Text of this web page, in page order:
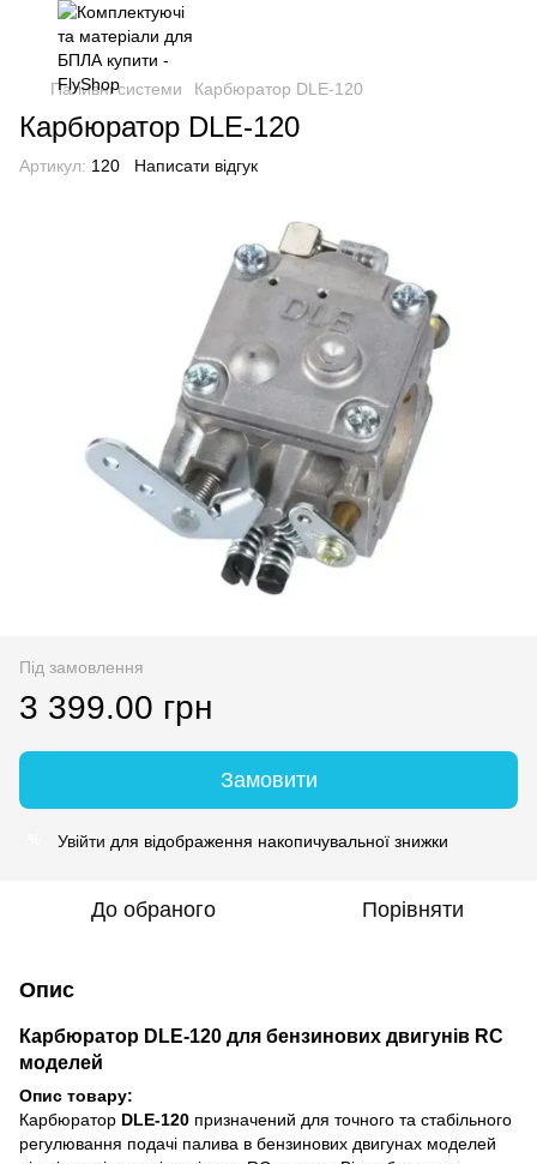
Паливні системи Карбюратор DLE-120
Карбюратор DLE-120
Артикул: 120 Написати відгук
Під замовлення
3 399.00 грн
Замовити
Увійти для відображення накопичувальної знижки
До обраного Порівняти
Опис
Карбюратор DLE‑120 для бензинових двигунів RC
моделей
Опис товару:
Карбюратор DLE‑120 призначений для точного та стабільного
регулювання подачі палива в бензинових двигунах моделей